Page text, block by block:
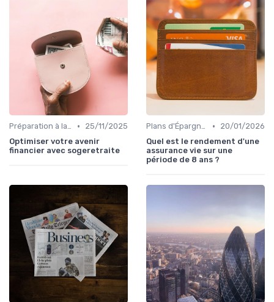
Préparation à la Retraite •
25/11/2025
Optimiser votre avenir
financier avec sogeretraite
Plans d'Épargne et Assurance Vie •
20/01/2026
Quel est le rendement d'une
assurance vie sur une
période de 8 ans ?